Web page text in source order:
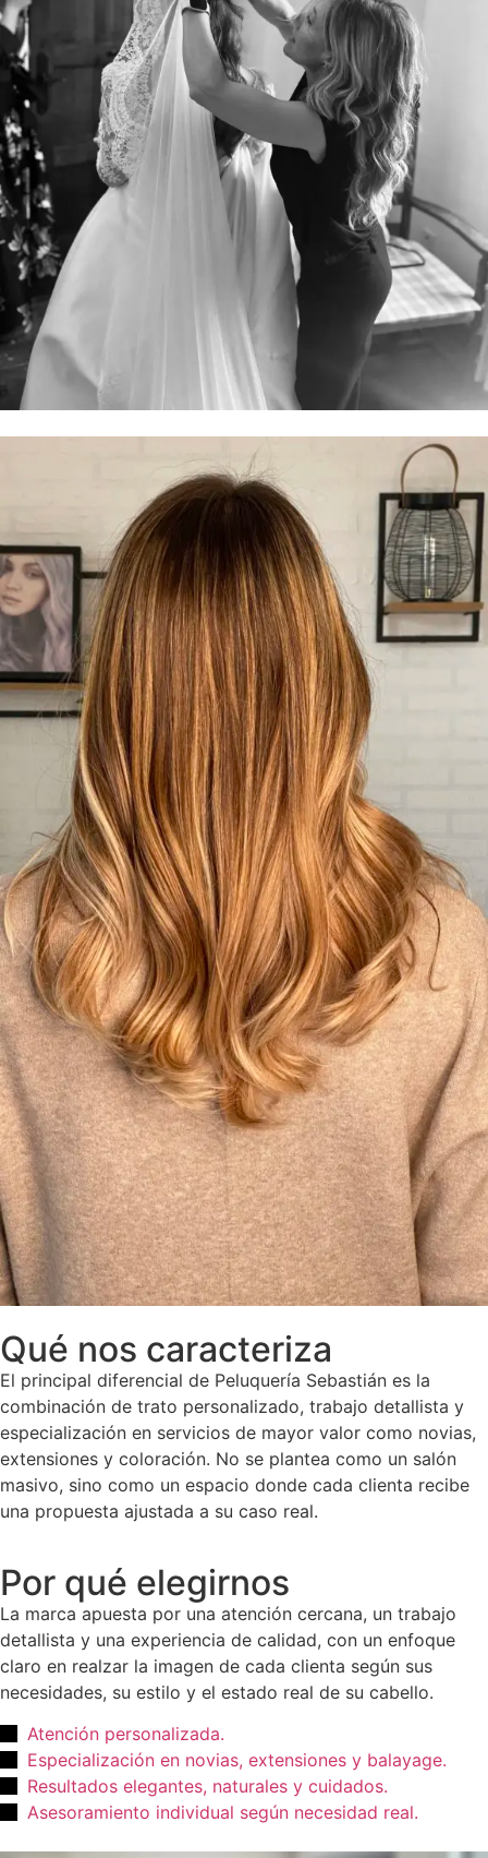
Qué nos caracteriza
El principal diferencial de Peluquería Sebastián es la
combinación de trato personalizado, trabajo detallista y
especialización en servicios de mayor valor como novias,
extensiones y coloración. No se plantea como un salón
masivo, sino como un espacio donde cada clienta recibe
una propuesta ajustada a su caso real.
Por qué elegirnos
La marca apuesta por una atención cercana, un trabajo
detallista y una experiencia de calidad, con un enfoque
claro en realzar la imagen de cada clienta según sus
necesidades, su estilo y el estado real de su cabello.
Atención personalizada.
Especialización en novias, extensiones y balayage.
Resultados elegantes, naturales y cuidados.
Asesoramiento individual según necesidad real.